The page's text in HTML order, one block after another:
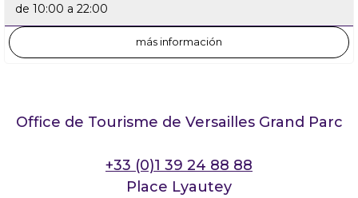
de 10:00 a 22:00
más información
Office de Tourisme de Versailles Grand Parc
+33 (0)1 39 24 88 88
Place Lyautey